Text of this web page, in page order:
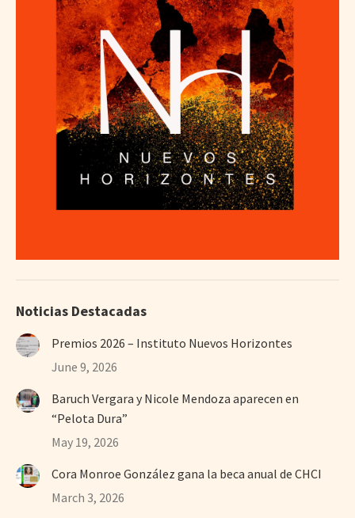
Noticias Destacadas
Premios 2026 – Instituto Nuevos Horizontes
June 9, 2026
Baruch Vergara y Nicole Mendoza aparecen en
“Pelota Dura”
May 19, 2026
Cora Monroe González gana la beca anual de CHCI
March 3, 2026